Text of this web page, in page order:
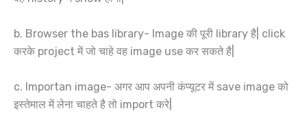
b. Browser the bas library- Image की पूरी library है| click
करके project में जो चाहे वह image use कर सकते है|
c. Importan image- अगर आप अपनी कंप्यूटर में save image को
इस्तेमाल में लेना चाहते है तो import करे|